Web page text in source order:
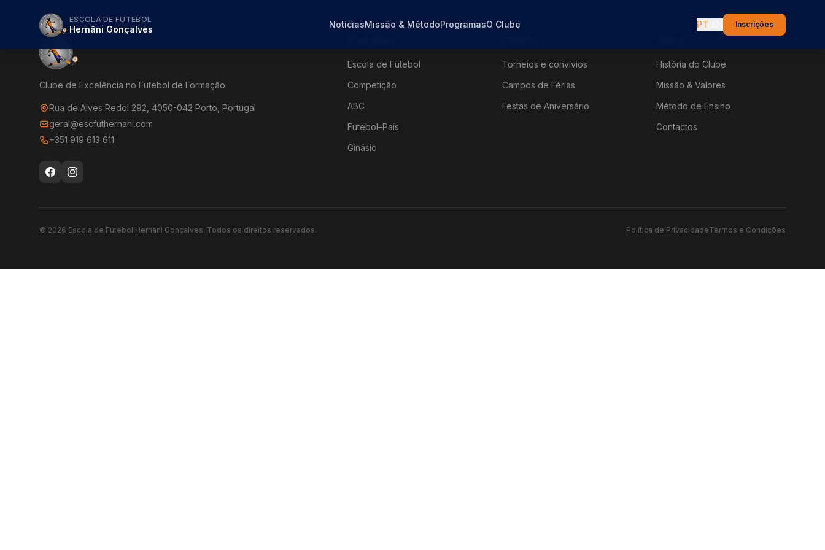
ESCOLA DE FUTEBOL
Hernâni Gonçalves NotíciasMissão & MétodoProgramasO Clube PT Inscrições
Clube de Excelência no Futebol de Formação
Rua de Alves Redol 292, 4050-042 Porto, Portugal
geral@escfuthernani.com
+351 919 613 611
Escola de Futebol
Competição
ABC
Futebol–Pais
Ginásio
Torneios e convívios
Campos de Férias
Festas de Aniversário
História do Clube
Missão & Valores
Método de Ensino
Contactos
© 2026 Escola de Futebol Hernâni Gonçalves. Todos os direitos reservados. Política de PrivacidadeTermos e Condições